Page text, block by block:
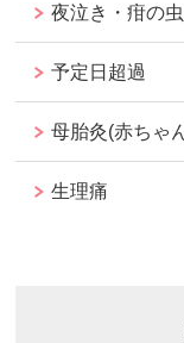
夜泣き・疳の虫
予定日超過
母胎灸(赤ちゃ
生理痛